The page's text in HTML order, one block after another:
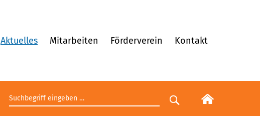
Aktuelles Mitarbeiten Förderverein Kontakt
Suchbegriff eingeben
Suche starten